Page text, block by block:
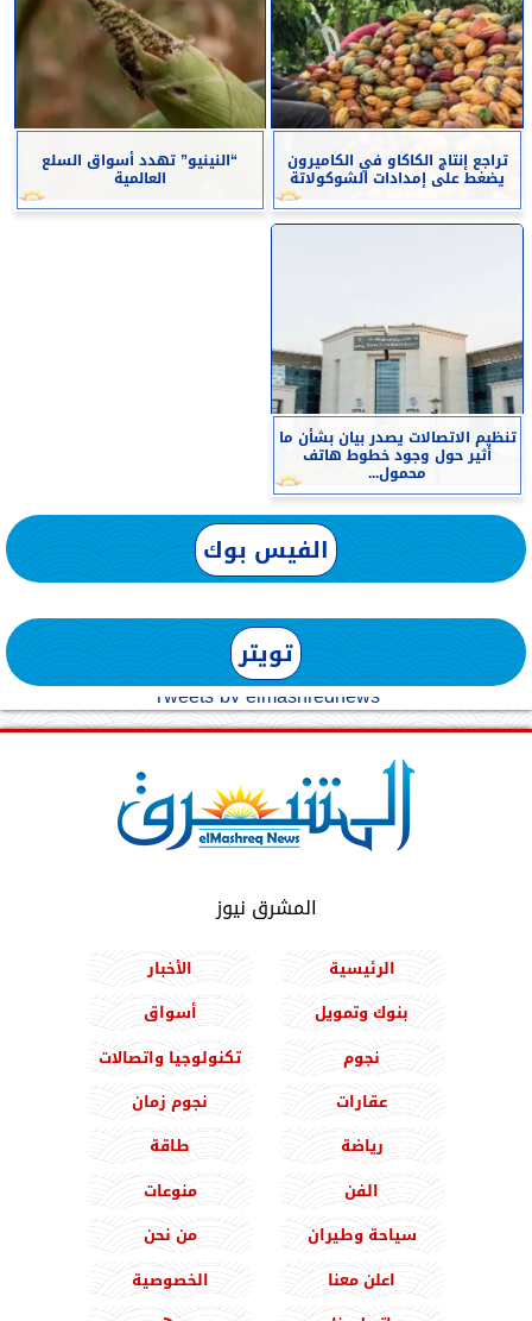
تراجع إنتاج الكاكاو في الكاميرون
يضغط على إمدادات الشوكولاتة
“النينيو” تهدد أسواق السلع
العالمية
تنظيم الاتصالات يصدر بيان بشأن ما
أثير حول وجود خطوط هاتف
محمول...
الفيس بوك
تويتر
Tweets by elmashreqnews
المشرق نيوز
الرئيسية
الأخبار
بنوك وتمويل
أسواق
نجوم
تكنولوجيا واتصالات
عقارات
نجوم زمان
رياضة
طاقة
الفن
منوعات
سياحة وطيران
من نحن
اعلن معنا
الخصوصية